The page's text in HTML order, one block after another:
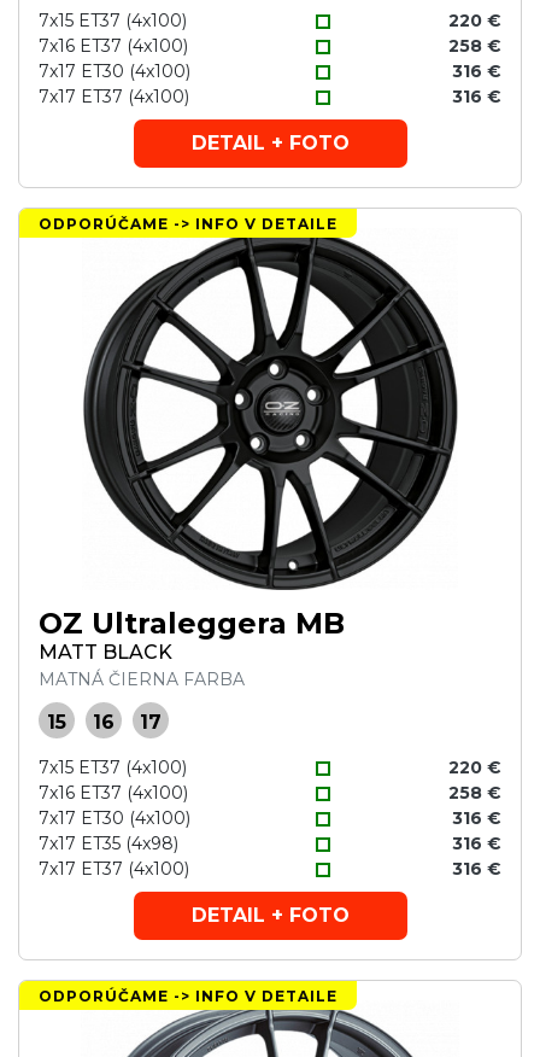
7x15 ET37 (4x100)
220 €
7x16 ET37 (4x100)
258 €
7x17 ET30 (4x100)
316 €
7x17 ET37 (4x100)
316 €
DETAIL + FOTO
ODPORÚČAME -> INFO V DETAILE
OZ Ultraleggera MB
MATT BLACK
MATNÁ ČIERNA FARBA
15 16 17
7x15 ET37 (4x100)
220 €
7x16 ET37 (4x100)
258 €
7x17 ET30 (4x100)
316 €
7x17 ET35 (4x98)
316 €
7x17 ET37 (4x100)
316 €
DETAIL + FOTO
ODPORÚČAME -> INFO V DETAILE